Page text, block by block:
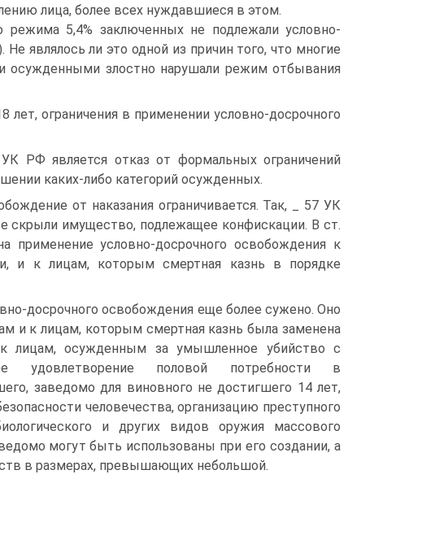
лица, более всех нуждавшиеся в этом.
5,4% заключенных не подлежали условно-
являлось ли это одной из причин того, что многие
осужденными злостно нарушали режим отбывания
ограничения в применении условно-досрочного
РФ является отказ от формальных ограничений
каких-либо категорий осужденных.
от наказания ограничивается. Так, _ 57 УК
имущество, подлежащее конфискации. В ст.
применение условно-досрочного освобождения к
и к лицам, которым смертная казнь в порядке
досрочного освобождения еще более сужено. Оно
и к лицам, которым смертная казнь была заменена
лицам, осужденным за умышленное убийство с
удовлетворение половой потребности в
заведомо для виновного не достигшего 14 лет,
человечества, организацию преступного
и других видов оружия массового
могут быть использованы при его создании, а
в размерах, превышающих небольшой.